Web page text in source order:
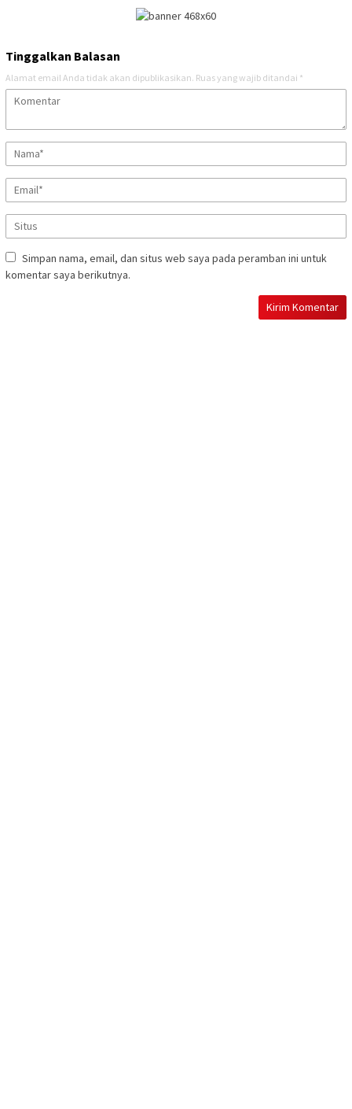
Tinggalkan Balasan
Alamat email Anda tidak akan dipublikasikan. Ruas yang wajib ditandai *
Simpan nama, email, dan situs web saya pada peramban ini untuk
komentar saya berikutnya.